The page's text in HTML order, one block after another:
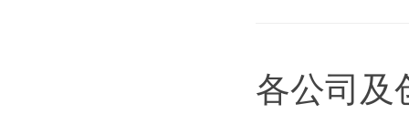
各公司及